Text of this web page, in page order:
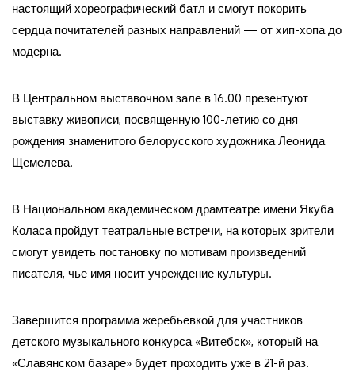
настоящий хореографический батл и смогут покорить
сердца почитателей разных направлений — от хип-хопа до
модерна.
В Центральном выставочном зале в 16.00 презентуют
выставку живописи, посвященную 100-летию со дня
рождения знаменитого белорусского художника Леонида
Щемелева.
В Национальном академическом драмтеатре имени Якуба
Коласа пройдут театральные встречи, на которых зрители
смогут увидеть постановку по мотивам произведений
писателя, чье имя носит учреждение культуры.
Завершится программа жеребьевкой для участников
детского музыкального конкурса «Витебск», который на
«Славянском базаре» будет проходить уже в 21-й раз.